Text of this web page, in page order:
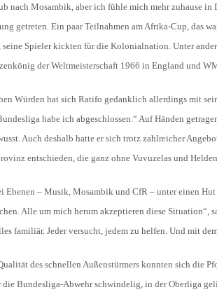
nach Mosambik, aber ich fühle mich mehr zuhause
getreten. Ein paar Teilnahmen am Afrika-Cup, das
seine Spieler kickten für die Kolonialnation. Unter
der Weltmeisterschaft 1966 in England und
Würden hat sich Ratifo gedanklich allerdings mit
habe ich abgeschlossen.“ Auf Händen
Auch deshalb hatte er sich trotz zahlreicher
entschieden, die ganz ohne Vuvuzelas und
Ebenen – Musik, Mosambik und CfR – unter einen
Alle um mich herum akzeptieren diese Situation“,
familiär. Jeder versucht, jedem zu helfen. Und mit
des schnellen Außenstürmers konnten sich die
die Bundesliga-Abwehr schwindelig, in der Oberliga